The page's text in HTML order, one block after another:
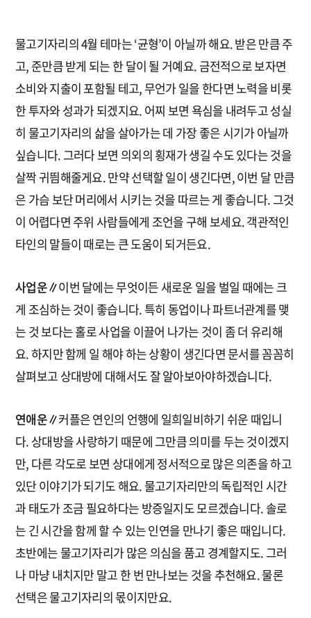
물고기자리의 4월 테마는 ‘균형’이 아닐까 해요. 받은 만큼 주
고, 준만큼 받게 되는 한 달이 될 거예요. 금전적으로 보자면
소비와 지출이 포함될 테고, 무언가 일을 한다면 노력을 비롯
한 투자와 성과가 되겠지요. 어찌 보면 욕심을 내려두고 성실
히 물고기자리의 삶을 살아가는 데 가장 좋은 시기가 아닐까
싶습니다. 그러다 보면 의외의 횡재가 생길 수도 있다는 것을
살짝 귀띔해줄게요. 만약 선택할 일이 생긴다면, 이번 달 만큼
은 가슴 보단 머리에서 시키는 것을 따르는 게 좋습니다. 그것
이 어렵다면 주위 사람들에게 조언을 구해 보세요. 객관적인
타인의 말들이 때로는 큰 도움이 되거든요.
사업운∥이번 달에는 무엇이든 새로운 일을 벌일 때에는 크
게 조심하는 것이 좋습니다. 특히 동업이나 파트너관계를 맺
는 것 보다는 홀로 사업을 이끌어 나가는 것이 좀 더 유리해
요. 하지만 함께 일 해야 하는 상황이 생긴다면 문서를 꼼꼼히
살펴보고 상대방에 대해서도 잘 알아보아야하겠습니다.
연애운∥커플은 연인의 언행에 일희일비하기 쉬운 때입니
다. 상대방을 사랑하기 때문에 그만큼 의미를 두는 것이겠지
만, 다른 각도로 보면 상대에게 정서적으로 많은 의존을 하고
있단 이야기가 되기도 해요. 물고기자리만의 독립적인 시간
과 태도가 조금 필요하다는 방증일지도 모르겠습니다. 솔로
는 긴 시간을 함께 할 수 있는 인연을 만나기 좋은 때입니다.
초반에는 물고기자리가 많은 의심을 품고 경계할지도. 그러
나 마냥 내치지만 말고 한 번 만나보는 것을 추천해요. 물론
선택은 물고기자리의 몫이지만요.